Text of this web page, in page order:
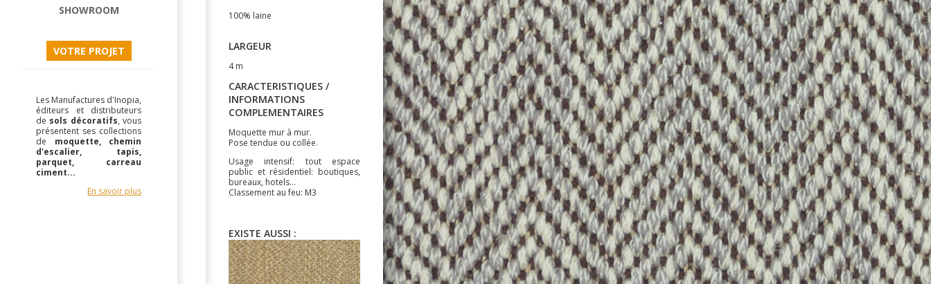
SHOWROOM
VOTRE PROJET
Les Manufactures d'Inopia,
éditeurs et distributeurs
de sols décoratifs, vous
présentent ses collections
de moquette, chemin
d'escalier, tapis,
parquet, carreau
ciment...
En savoir plus
100% laine
LARGEUR
4 m
CARACTERISTIQUES /
INFORMATIONS
COMPLEMENTAIRES
Moquette mur à mur.
Pose tendue ou collée.
Usage intensif: tout espace
public et résidentiel: boutiques,
bureaux, hotels...
Classement au feu: M3
EXISTE AUSSI :